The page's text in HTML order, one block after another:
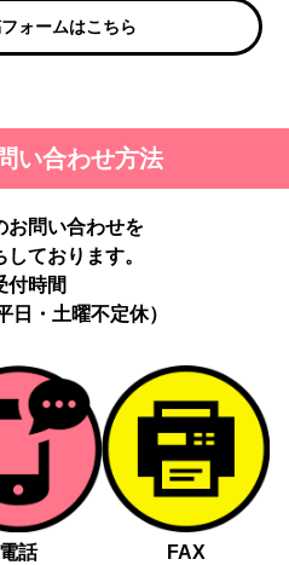
ォームはこちら
い合わせ方法
お問い合わせを
ております。
付時間
日・土曜不定休）
電話 FAX